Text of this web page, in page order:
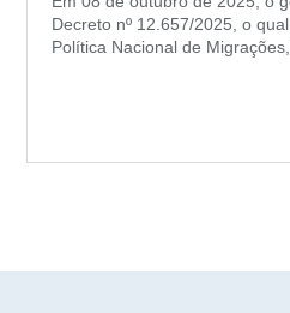
Decreto nº 12.657/2025, o
Política Nacional de